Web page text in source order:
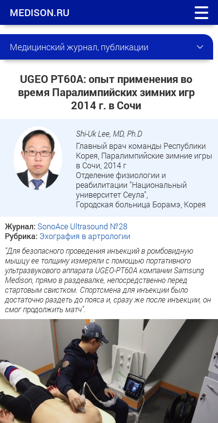
MEDISON.RU
Медицинский журнал, публикации
UGEO PT60A: опыт применения во
время Паралимпийских зимних игр
2014 г. в Сочи
Shi-Uk Lee, MD, Ph.D
Главный врач команды Республики
Корея, Паралимпийские зимние игры
в Сочи, 2014 г
Отделение физиологии и
реабилитации "Национальный
университет Сеула",
Городская больница Борамэ, Корея
Журнал: SonoAce Ultrasound №28
Рубрика: Эхография в артрологии
"Для безопасного проведения инъекций в ромбовидную
мышцу ее толщину измеряли с помощью портативного
ультразвукового аппарата UGEO-PT60A компании Samsung
Medison, прямо в раздевалке, непосредственно перед
стартовым свистком. Спортсмена для инъекции было
достаточно раздеть до пояса и, сразу же после инъекции, он
смог продолжить матч".